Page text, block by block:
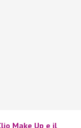
Make Up e il